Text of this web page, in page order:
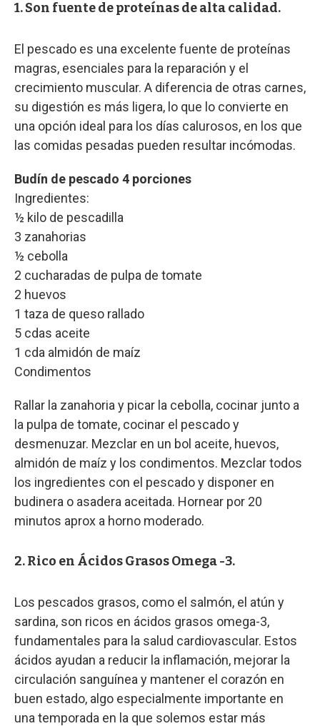
1. Son fuente de proteínas de alta calidad.
El pescado es una excelente fuente de proteínas
magras, esenciales para la reparación y el
crecimiento muscular. A diferencia de otras carnes,
su digestión es más ligera, lo que lo convierte en
una opción ideal para los días calurosos, en los que
las comidas pesadas pueden resultar incómodas.
Budín de pescado 4 porciones
Ingredientes:
½ kilo de pescadilla
3 zanahorias
½ cebolla
2 cucharadas de pulpa de tomate
2 huevos
1 taza de queso rallado
5 cdas aceite
1 cda almidón de maíz
Condimentos
Rallar la zanahoria y picar la cebolla, cocinar junto a
la pulpa de tomate, cocinar el pescado y
desmenuzar. Mezclar en un bol aceite, huevos,
almidón de maíz y los condimentos. Mezclar todos
los ingredientes con el pescado y disponer en
budinera o asadera aceitada. Hornear por 20
minutos aprox a horno moderado.
2. Rico en Ácidos Grasos Omega -3.
Los pescados grasos, como el salmón, el atún y
sardina, son ricos en ácidos grasos omega-3,
fundamentales para la salud cardiovascular. Estos
ácidos ayudan a reducir la inflamación, mejorar la
circulación sanguínea y mantener el corazón en
buen estado, algo especialmente importante en
una temporada en la que solemos estar más